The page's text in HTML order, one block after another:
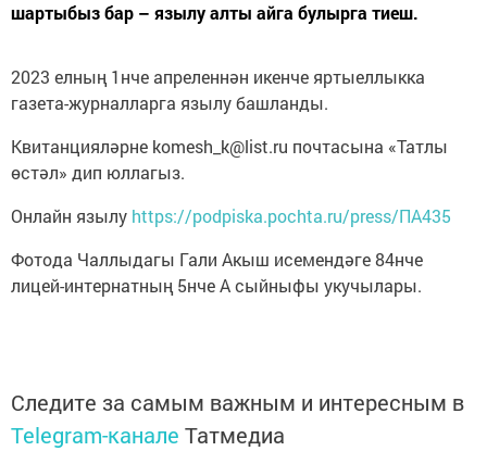
шартыбыз бар – язылу алты айга булырга тиеш.
2023 елның 1нче апреленнән икенче яртыеллыкка
газета-журналларга язылу башланды.
Квитанцияләрне komesh_k@list.ru почтасына «Татлы
өстәл» дип юллагыз.
Онлайн язылу https://podpiska.pochta.ru/press/ПА435
Фотода Чаллыдагы Гали Акыш исемендәге 84нче
лицей-интернатның 5нче А сыйныфы укучылары.
Следите за самым важным и интересным в
Telegram-канале Татмедиа